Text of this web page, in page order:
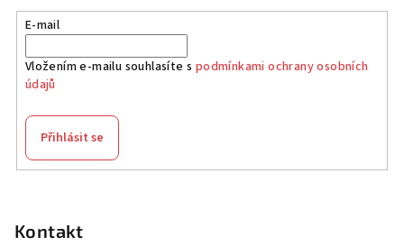
E-mail
Vložením e-mailu souhlasíte s podmínkami ochrany osobních
údajů
Přihlásit se
Kontakt